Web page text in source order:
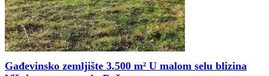
Gađevinsko zemljište 3.500 m² U malom selu blizina